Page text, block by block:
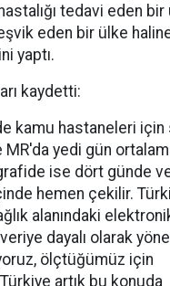
tedavi eden
eden bir ülke
yaptı.
kaydetti:
kamu hastaneleri için
yedi gün
ise dört günde
hemen çekilir.
alanındaki
dayalı olarak
ölçtüğümüz için
artık bu konuda